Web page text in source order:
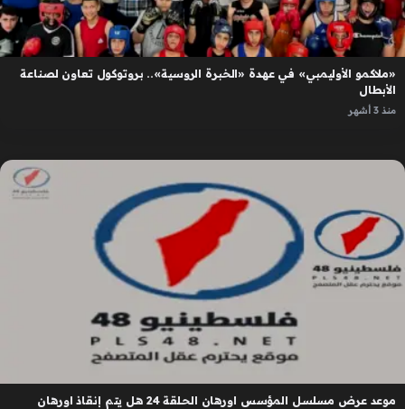
«ملاكمو الأوليمبي» في عهدة «الخبرة الروسية».. بروتوكول تعاون لصناعة
الأبطال
منذ 3 أشهر
موعد عرض مسلسل المؤسس اورهان الحلقة 24 هل يتم إنقاذ اورهان